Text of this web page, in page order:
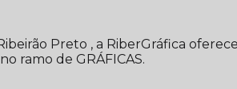
Preto , a RiberGráfica
ramo de GRÁFICAS.